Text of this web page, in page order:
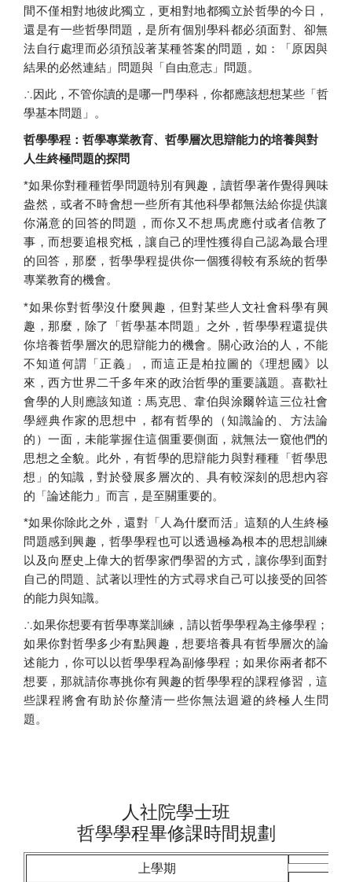
間不僅相對地彼此獨立， 更相對地都獨立於哲學的今日，
還是有一些哲學問題， 是所有個別學科都必須面對、 卻無
法自行處理而必須預設著某種答案的問題，如：「 原因與
結果的必然連結」問題與「自由意志」問題。
∴因此，不管你讀的是哪一門學科，你都應該想想某些「 哲
學基本問題」。
哲學學程：哲學專業教育、 哲學層次思辯能力的培養與對
人生終極問題的探問
*如果你對種種哲學問題特別有興趣，讀哲學著作覺得興味
盎然， 或者不時會想一些所有其他科學都無法給你提供讓
你滿意的回答的問 題，而你又不想馬虎應付或者信教了
事，而想要追根究柢，讓自己的理性獲得自己認為最合理
的回答，那麼， 哲學學程提供你一個獲得較有系統的哲學
專業教育的機會。
*如果你對哲學沒什麼興趣，但對某些人文社會科學有興
趣，那麼， 除了「哲學基本問題」之外， 哲學學程還提供
你培養哲學層次的思辯能力的機會。關心政治的人， 不能
不知道何謂「正義」，而這正是柏拉圖的《理想國》以
來， 西方世界二千多年來的政治哲學的重要議題。 喜歡社
會學的人則應該知道：馬克思、韋伯與涂爾幹這三位社會
學經典作家的思想中，都有哲學的（知識論的、方法論
的）一面，未能掌握住這個重要側面， 就無法一窺他們的
思想之全貌。此外，有哲學的思辯能力與對種種「哲學思
想」的知識，對於發展多層次的、具有較深刻的思想內容
的「 論述能力」而言，是至關重要的。
*如果你除此之外，還對「人為什麼而活」這類的人生終極
問題感到興趣， 哲學學程也可以透過極為根本的思想訓練
以及向歷史上偉大的哲學家們學習的方式，讓你學到面對
自己的問題、試著以理性的方式尋求自己可以接受的回答
的能力與知識。
∴如果你想要有哲學專業訓練，請以哲學學程為主修學程；
如果你對哲學多少有點興趣，想要培養具有哲學層次的論
述能力，你可以以哲學學程為副修學程；如果你兩者都不
想要， 那就請你專挑你有興趣的哲學學程的課程修習， 這
些課程將會有助於你釐清一些你無法迴避的終極人生問
題。
人社院學士班
哲學學程畢修課時間規劃
上學期